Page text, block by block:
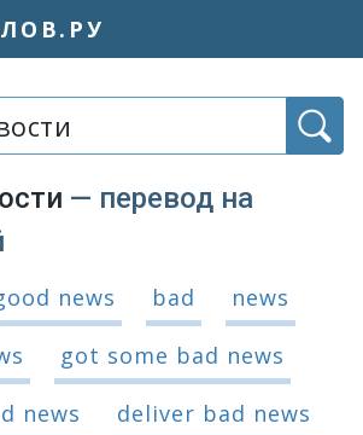
— перевод на
news bad
news
got some bad news
news
deliver bad news